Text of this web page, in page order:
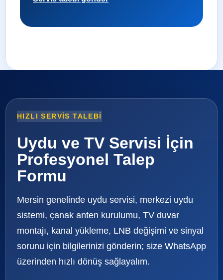
HIZLI SERVIS TALEBI
Uydu ve TV Servisi İçin
Profesyonel Talep
Formu
Mersin genelinde uydu servisi, merkezi uydu
sistemi, çanak anten kurulumu, TV duvar
montajı, kanal yükleme, LNB değişimi ve sinyal
sorunu için bilgilerinizi gönderin; size WhatsApp
üzerinden hızlı dönüş sağlayalım.